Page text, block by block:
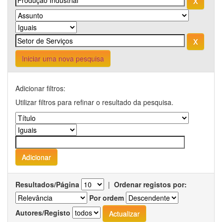
Iniciar uma nova pesquisa
Adicionar filtros:
Utilizar filtros para refinar o resultado da pesquisa.
Resultados/Página | Ordenar registos por:
Por ordem
Autores/Registo